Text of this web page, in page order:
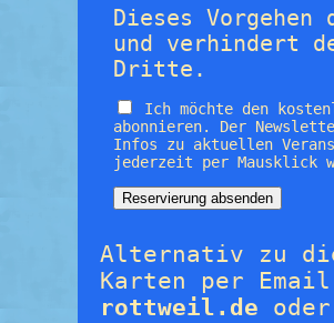
Dieses
und verhindert
Dritte.
Ich möchte den
abonnieren. Der
Infos zu aktuellen
jederzeit per Mausklick
Alternativ zu
Karten per
rottweil.de